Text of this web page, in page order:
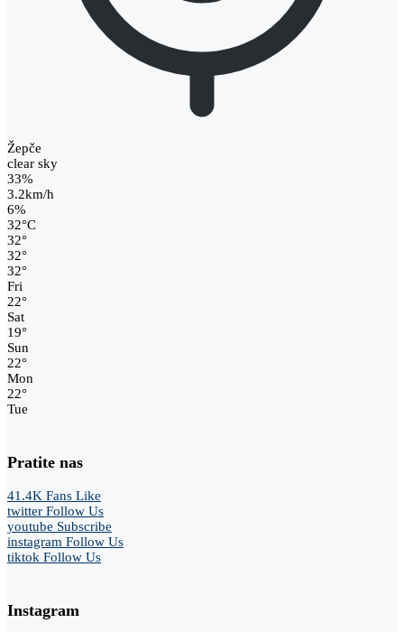
Žepče
clear sky
33%
3.2km/h
6%
32°C
32°
32°
32°
Fri
22°
Sat
19°
Sun
22°
Mon
22°
Tue
Pratite nas
41.4K Fans Like
twitter Follow Us
youtube Subscribe
instagram Follow Us
tiktok Follow Us
Instagram